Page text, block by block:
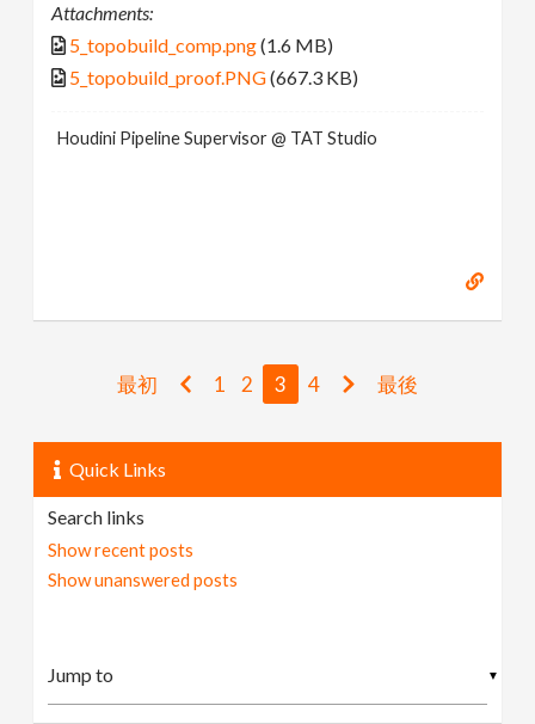
Attachments:
5_topobuild_comp.png(1.6 MB)
5_topobuild_proof.PNG(667.3 KB)
Houdini Pipeline Supervisor @ TAT Studio
最初 1 2 3 4 最後
Quick Links
Search links
Show recent posts
Show unanswered posts
▼